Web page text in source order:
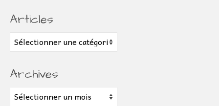
Articles
Articles
Archives
Archives